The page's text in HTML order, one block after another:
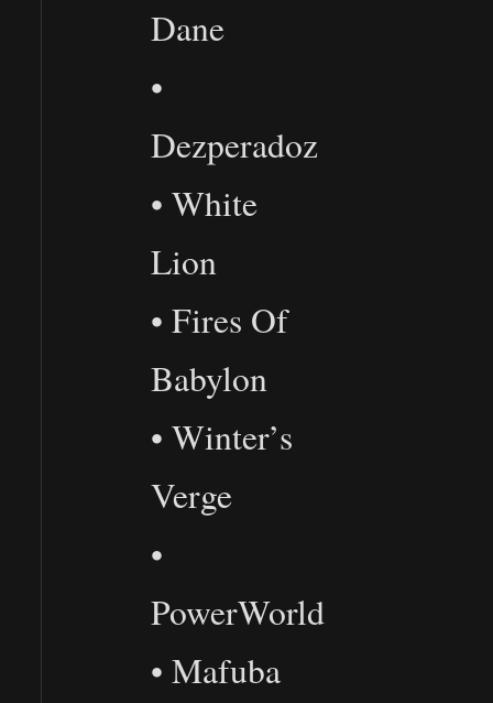
Dane
•
Dezperadoz
• White
Lion
• Fires Of
Babylon
• Winter’s
Verge
•
PowerWorld
• Mafuba